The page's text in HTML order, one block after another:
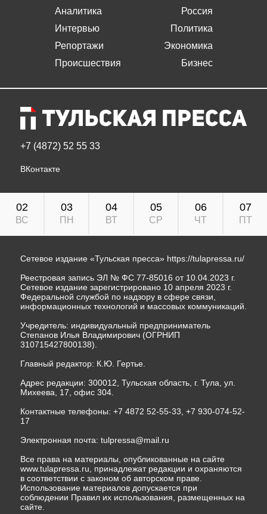
Аналитика
Интервью
Репортажи
Происшествия
Россия
Политика
Экономика
Бизнес
+7 (4872) 52 55 33
ВКонтакте
02
ВС
03
ПН
04
ВТ
05
СР
06
ЧТ
07
ПТ
Сетевое издание «Тульская пресса» https://tulapressa.ru/
Реестровая запись ЭЛ № ФС 77-85016 от 10.04.2023 г.
Сетевое издание зарегистрировано 10 апреля 2023 г.
Федеральной службой по надзору в сфере связи,
информационных технологий и массовых коммуникаций.
Учредитель: индивидуальный предприниматель
Степанов Илья Владимирович (ОГРНИП
310715427800138).
Главный редактор: К.Ю. Гертье.
Адрес редакции: 300012, Тульская область, г. Тула, ул.
Михеева, 17, офис 304.
Контактные телефоны: +7 4872 52-55-33, +7 930-074-52-
17
Электронная почта: tulpressa@mail.ru
Все права на материалы, опубликованные на сайте
www.tulapressa.ru, принадлежат редакции и охраняются
в соответствии с законом об авторском праве.
Использование материалов допускается при
соблюдении Правил их использования, размещенных на
сайте.